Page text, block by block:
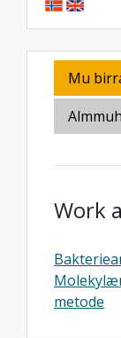
Mu
Work
metode